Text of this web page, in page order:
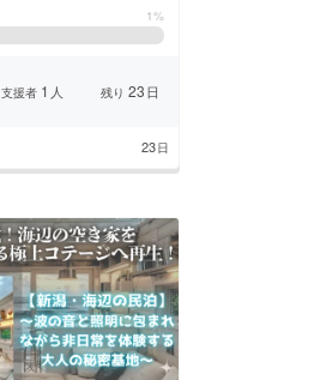
1%
支援者 1 人 残り 23日
23日